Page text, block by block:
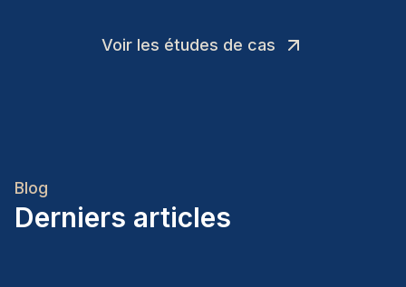
Voir les études de cas
Blog
Derniers articles